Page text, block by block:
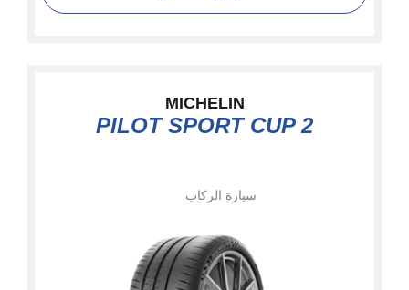
MICHELIN
PILOT SPORT CUP 2
سيارة الركاب